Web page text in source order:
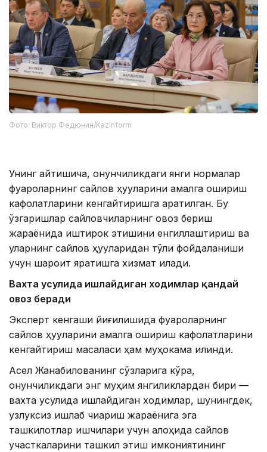
Фото: Виктор Федюнин/Kazinform
Унинг айтишича, қонунчиликдаги янги нормалар
фуқароларнинг сайлов ҳуқуқларини амалга ошириш
кафолатларини кенгайтиришга қаратилган. Бу
ўзгаришлар сайловчиларнинг овоз бериш
жараёнида иштирок этишини енгиллаштириш ва
уларнинг сайлов ҳуқуқларидан тўлиқ фойдаланиши
учун шароит яратишга хизмат қилади.
Вахта усулида ишлайдиган ходимлар қандай
овоз беради
Эксперт кенгаши йиғилишида фуқароларнинг
сайлов ҳуқуқларини амалга ошириш кафолатларини
кенгайтириш масаласи ҳам муҳокама қилинди.
Асел Жанабилованинг сўзларига кўра,
қонунчиликдаги энг муҳим янгиликлардан бири —
вахта усулида ишлайдиган ходимлар, шунингдек,
узлуксиз ишлаб чиқариш жараёнига эга
ташкилотлар ишчилари учун алоҳида сайлов
участкаларини ташкил этиш имкониятининг